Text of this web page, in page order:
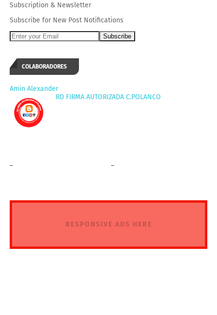
Subscription & Newsletter
Subscribe for New Post Notifications
COLABORADORES
Amin Alexander
RD FIRMA AUTORIZADA C.POLANCO
RESPONSIVE ADS HERE